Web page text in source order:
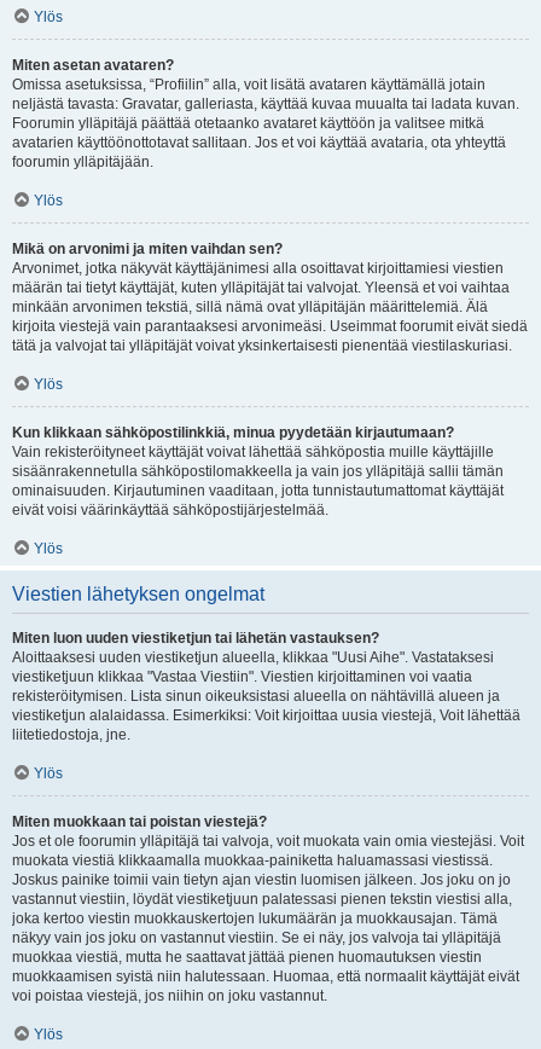
Ylös
Miten asetan avataren?
Omissa asetuksissa, “Profiilin” alla, voit lisätä avataren käyttämällä jotain
neljästä tavasta: Gravatar, galleriasta, käyttää kuvaa muualta tai ladata kuvan.
Foorumin ylläpitäjä päättää otetaanko avataret käyttöön ja valitsee mitkä
avatarien käyttöönottotavat sallitaan. Jos et voi käyttää avataria, ota yhteyttä
foorumin ylläpitäjään.
Ylös
Mikä on arvonimi ja miten vaihdan sen?
Arvonimet, jotka näkyvät käyttäjänimesi alla osoittavat kirjoittamiesi viestien
määrän tai tietyt käyttäjät, kuten ylläpitäjät tai valvojat. Yleensä et voi vaihtaa
minkään arvonimen tekstiä, sillä nämä ovat ylläpitäjän määrittelemiä. Älä
kirjoita viestejä vain parantaaksesi arvonimeäsi. Useimmat foorumit eivät siedä
tätä ja valvojat tai ylläpitäjät voivat yksinkertaisesti pienentää viestilaskuriasi.
Ylös
Kun klikkaan sähköpostilinkkiä, minua pyydetään kirjautumaan?
Vain rekisteröityneet käyttäjät voivat lähettää sähköpostia muille käyttäjille
sisäänrakennetulla sähköpostilomakkeella ja vain jos ylläpitäjä sallii tämän
ominaisuuden. Kirjautuminen vaaditaan, jotta tunnistautumattomat käyttäjät
eivät voisi väärinkäyttää sähköpostijärjestelmää.
Ylös
Viestien lähetyksen ongelmat
Miten luon uuden viestiketjun tai lähetän vastauksen?
Aloittaaksesi uuden viestiketjun alueella, klikkaa "Uusi Aihe". Vastataksesi
viestiketjuun klikkaa "Vastaa Viestiin". Viestien kirjoittaminen voi vaatia
rekisteröitymisen. Lista sinun oikeuksistasi alueella on nähtävillä alueen ja
viestiketjun alalaidassa. Esimerkiksi: Voit kirjoittaa uusia viestejä, Voit lähettää
liitetiedostoja, jne.
Ylös
Miten muokkaan tai poistan viestejä?
Jos et ole foorumin ylläpitäjä tai valvoja, voit muokata vain omia viestejäsi. Voit
muokata viestiä klikkaamalla muokkaa-painiketta haluamassasi viestissä.
Joskus painike toimii vain tietyn ajan viestin luomisen jälkeen. Jos joku on jo
vastannut viestiin, löydät viestiketjuun palatessasi pienen tekstin viestisi alla,
joka kertoo viestin muokkauskertojen lukumäärän ja muokkausajan. Tämä
näkyy vain jos joku on vastannut viestiin. Se ei näy, jos valvoja tai ylläpitäjä
muokkaa viestiä, mutta he saattavat jättää pienen huomautuksen viestin
muokkaamisen syistä niin halutessaan. Huomaa, että normaalit käyttäjät eivät
voi poistaa viestejä, jos niihin on joku vastannut.
Ylös